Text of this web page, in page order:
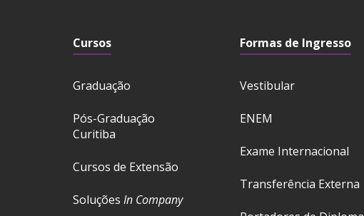
Cursos
Graduação
Pós-Graduação
Curitiba
Cursos de Extensão
Soluções In Company
Formas de Ingresso
Vestibular
ENEM
Exame Internacional
Transferência Externa